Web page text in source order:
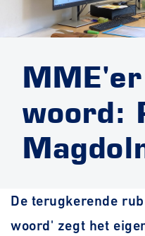
woord:
De terugkerende
woord' zegt het